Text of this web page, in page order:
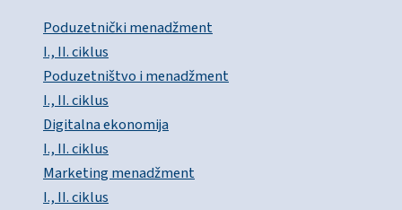
Poduzetnički menadžment
I., II. ciklus
Poduzetništvo i menadžment
I., II. ciklus
Digitalna ekonomija
I., II. ciklus
Marketing menadžment
I., II. ciklus